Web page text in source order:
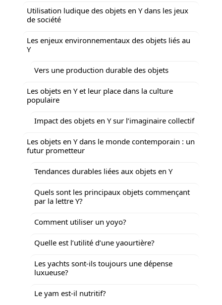
Utilisation ludique des objets en Y dans les jeux
de société
Les enjeux environnementaux des objets liés au
Y
Vers une production durable des objets
Les objets en Y et leur place dans la culture
populaire
Impact des objets en Y sur l’imaginaire collectif
Les objets en Y dans le monde contemporain : un
futur prometteur
Tendances durables liées aux objets en Y
Quels sont les principaux objets commençant
par la lettre Y?
Comment utiliser un yoyo?
Quelle est l’utilité d’une yaourtière?
Les yachts sont-ils toujours une dépense
luxueuse?
Le yam est-il nutritif?